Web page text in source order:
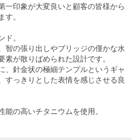
一印象が大変良いと顧客の皆様から
す。
ド。
智の張り出しやブリッジの僅かな水
素が散りばめられた設計です。
、針金状の極細テンプルというギャ
すっきりとした表情を感じさせる良
能の高いチタニウムを使用。